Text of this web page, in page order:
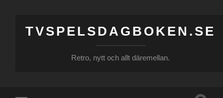
TVSPELSDAGBOKEN.SE
Retro, nytt och allt däremellan.